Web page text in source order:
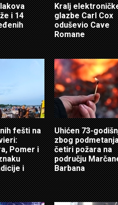
i 14
Kralj
glazbe Carl Cox
oduševio Cave
Romane
fešti na
Pomer i
i
Uhićen 73-
zbog
četiri požara na
području
Barbana